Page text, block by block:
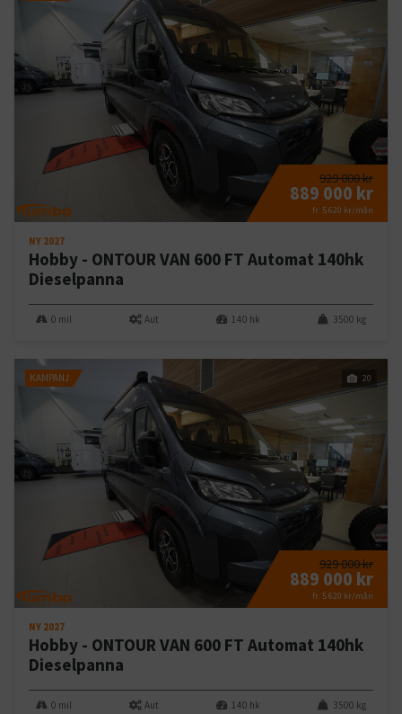
929 000 kr
889 000 kr
fr. 5 620 kr/mån
NY 2027
Hobby - ONTOUR VAN 600 FT Automat 140hk
Dieselpanna
0 mil Aut 140 hk 3500 kg
KAMPANJ 20
929 000 kr
889 000 kr
fr. 5 620 kr/mån
NY 2027
Hobby - ONTOUR VAN 600 FT Automat 140hk
Dieselpanna
0 mil Aut 140 hk 3500 kg